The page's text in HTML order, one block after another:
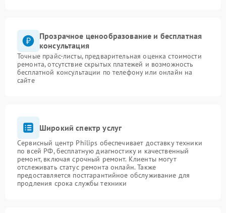
Прозрачное ценообразование и бесплатная
консультация
Точные прайс-листы, предварительная оценка стоимости
ремонта, отсутствие скрытых платежей и возможность
бесплатной консультации по телефону или онлайн на
сайте
Широкий спектр услуг
Сервисный центр Philips обеспечивает доставку техники
по всей РФ, бесплатную диагностику и качественный
ремонт, включая срочный ремонт. Клиенты могут
отслеживать статус ремонта онлайн. Также
предоставляется постгарантийное обслуживание для
продления срока службы техники